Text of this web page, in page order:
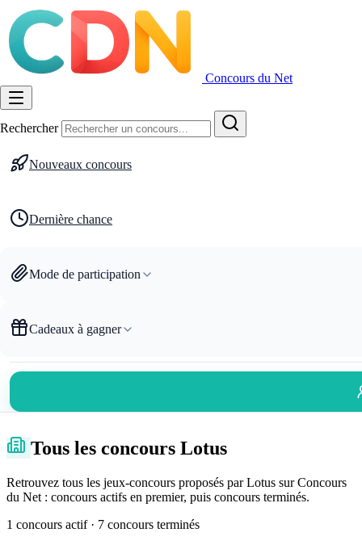
Concours du Net
Rechercher
Nouveaux concours
Dernière chance
Mode de participation
Cadeaux à gagner
Tous les concours Lotus
Retrouvez tous les jeux-concours proposés par Lotus sur Concours
du Net : concours actifs en premier, puis concours terminés.
1 concours actif · 7 concours terminés